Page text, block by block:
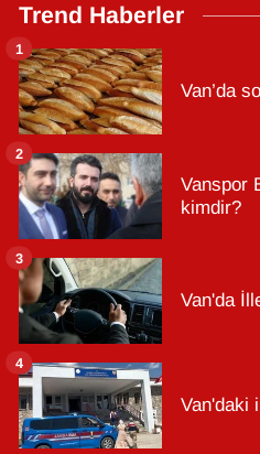
Trend Haberler
Van’da
1
Vanspor
kimdir?
2
Van'da
3
Van'daki
4